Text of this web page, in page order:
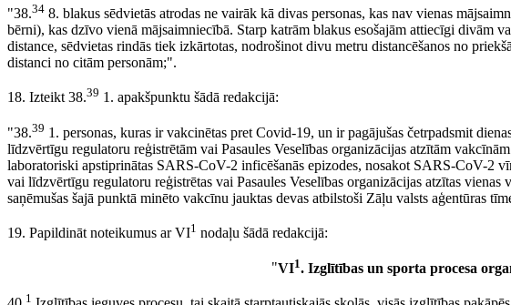
"38.34 8. blakus sēdvietās atrodas ne vairāk kā divas personas, kas nav vienas
bērni), kas dzīvo vienā mājsaimniecībā. Starp katrām blakus esošajām attiecīgi divām
distance, sēdvietas rindās tiek izkārtotas, nodrošinot divu metru distancēšanos no
distanci no citām personām;".
18. Izteikt 38.39 1. apakšpunktu šādā redakcijā:
"38.39 1. personas, kuras ir vakcinētas pret Covid-19, un ir pagājušas četrpadsmit
līdzvērtīgu regulatoru reģistrētām vai Pasaules Veselības organizācijas atzītām
laboratoriski apstiprinātas SARS-CoV-2 inficēšanās epizodes, nosakot SARS-CoV-2
vai līdzvērtīgu regulatoru reģistrētas vai Pasaules Veselības organizācijas atzītas vienas
saņēmušas šajā punktā minēto vakcīnu jauktas devas atbilstoši Zāļu valsts aģentūras
19. Papildināt noteikumus ar VI1 nodaļu šādā redakcijā:
"VI1. Izglītības un sporta procesa
1